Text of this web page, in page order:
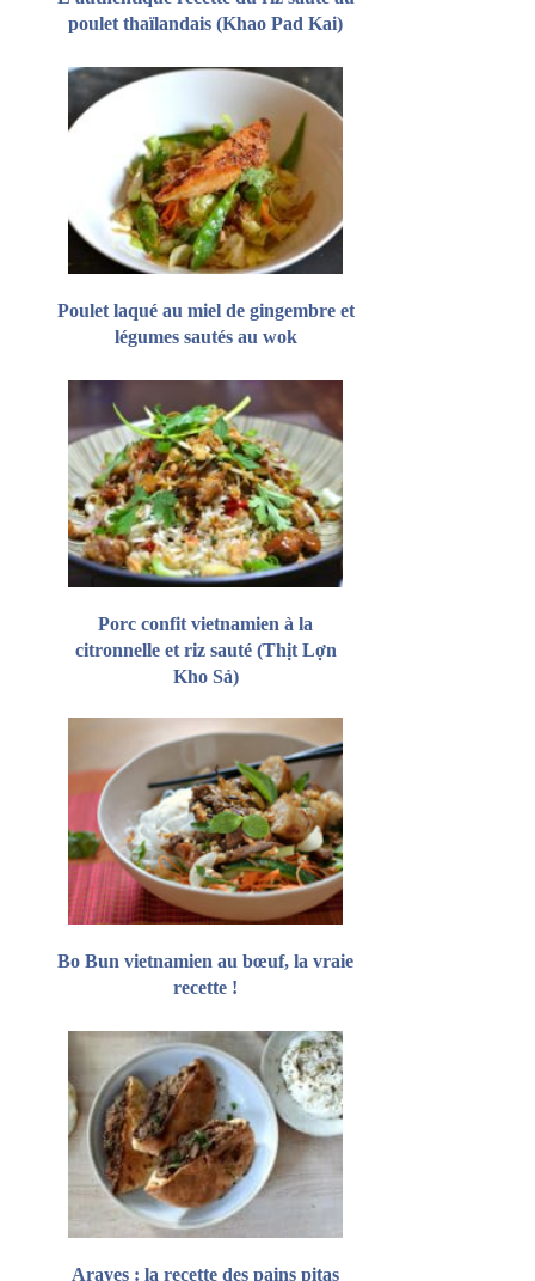
poulet thaïlandais (Khao Pad Kai)
Poulet laqué au miel de gingembre et
légumes sautés au wok
Porc confit vietnamien à la
citronnelle et riz sauté (Thịt Lợn
Kho Sả)
Bo Bun vietnamien au bœuf, la vraie
recette !
Arayes : la recette des pains pitas